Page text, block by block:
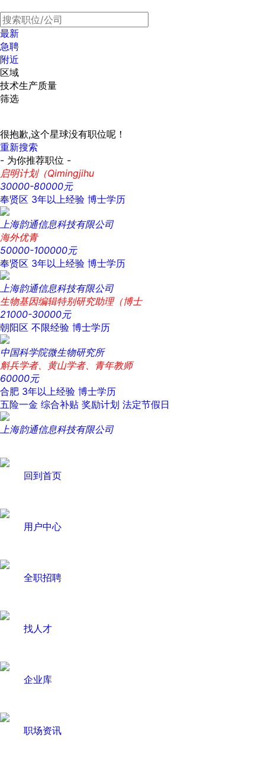
最新
急聘
附近
区域
技术生产质量
筛选
很抱歉,这个星球没有职位呢！
重新搜索
- 为你推荐职位 -
启明计划（Qimingjihu
30000-80000元
奉贤区 3年以上经验 博士学历
上海韵通信息科技有限公司
海外优青
50000-100000元
奉贤区 3年以上经验 博士学历
上海韵通信息科技有限公司
生物基因编辑特别研究助理（博士
21000-30000元
朝阳区 不限经验 博士学历
中国科学院微生物研究所
斛兵学者、黄山学者、青年教师
60000元
合肥 3年以上经验 博士学历
五险一金 综合补贴 奖励计划 法定节假日
上海韵通信息科技有限公司
回到首页
用户中心
全职招聘
找人才
企业库
职场资讯